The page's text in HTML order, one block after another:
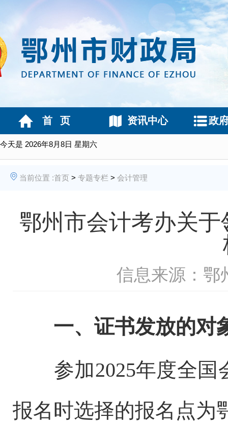
今天是 2026年8月8日 星期六
首 页 资讯中心 政
当前位置 :首页 > 专题专栏 > 会计管理
鄂州市会计考办关
信息来源：鄂
一、证书发放的对
参加2025年度全国
报名时选择的报名点为